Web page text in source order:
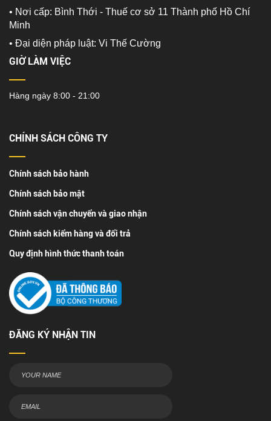
• Nơi cấp: Bình Thới - Thuế cơ sở 11 Thành phố Hồ Chí
Minh
• Đại diện pháp luật: Vi Thế Cường
GIỜ LÀM VIỆC
Hàng ngày 8:00 - 21:00
CHÍNH SÁCH CÔNG TY
Chính sách bảo hành
Chính sách bảo mật
Chính sách vận chuyển và giao nhận
Chính sách kiểm hàng và đổi trả
Quy định hình thức thanh toán
ĐĂNG KÝ NHẬN TIN